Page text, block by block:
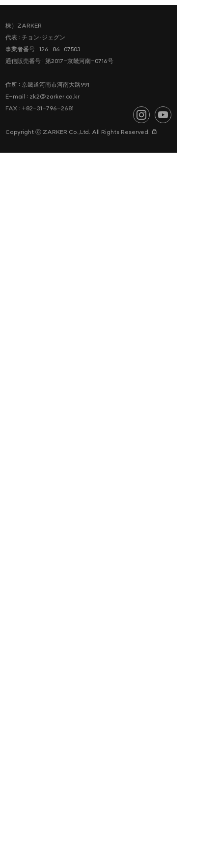
株）ZARKER
代表 : チョン·ジェグン
事業者番号 : 126-86-07503
通信販売番号 : 第2017-京畿河南-0716号
住所 : 京畿道河南市河南大路991
E-mail : zk2@zarker.co.kr
FAX : +82-31-796-2681
Copyright ⓒ ZARKER Co.,Ltd. All Rights Reserved.